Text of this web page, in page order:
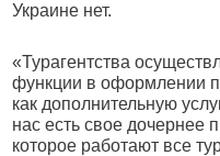
Украине нет.
«Турагентства
функции в оформлении
как дополнительную
нас есть свое дочернее
которое работают все